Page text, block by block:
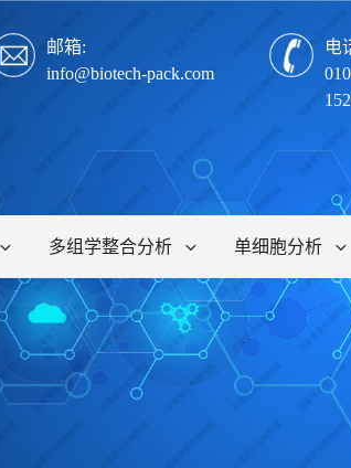
邮箱:
info@biotech-pack.com
电
多组学整合分析 单细胞分析